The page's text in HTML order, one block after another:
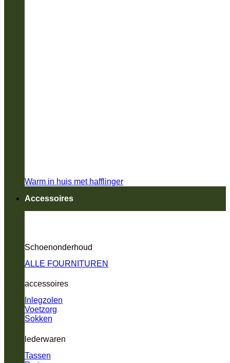
Warm in huis met hafflinger
Accessoires
Schoenonderhoud
ALLE FOURNITUREN
accessoires
Inlegzolen
Voetzorg
Sokken
lederwaren
Tassen